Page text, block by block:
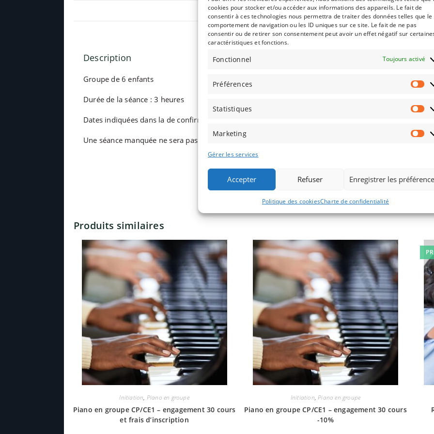
cookies pour stocker et/ou accéder aux informations des appareils. Le fait de
consentir à ces technologies nous permettra de traiter des données telles que le
comportement de navigation ou les ID uniques sur ce site. Le fait de ne pas
consentir ou de retirer son consentement peut avoir un effet négatif sur
caractéristiques et fonctions.
Fonctionnel Toujours activé
Préférences
Statistiques
Marketing
Gérer les services
Accepter Refuser Enregistrer les
Politique des cookiesCharte de confidentialité
DESCRIPTION AVIS (0)
Description
Groupe de 6 enfants
Durée de la séance : 3 heures
Dates indiquées dans la de confirmation d’inscription.
Une séance manquée ne sera pas remboursée et ne pourra être rattrapée à une date ultérieure.
Produits similaires
Initiation, Piano en groupe
Piano en groupe CP/CE1 – engagement 30 cours
et frais d’inscription
Initiation,Piano en groupe
Piano en groupe CP/CE1 – engagement 30 cours
-10%